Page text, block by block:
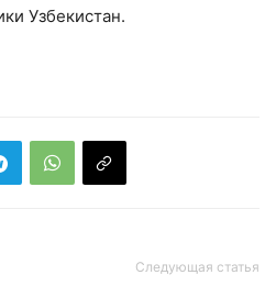
Узбекистан.
Следующая статья